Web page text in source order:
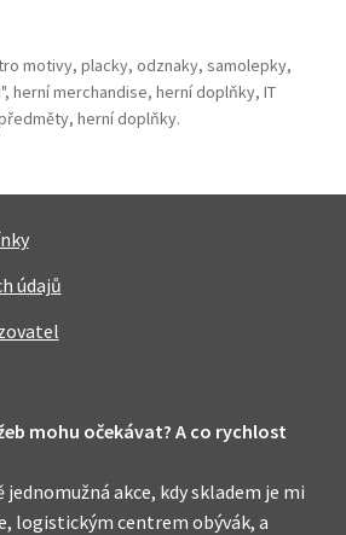
motivy, placky, odznaky, samolepky,
herní merchandise, herní doplňky, IT
herní doplňky.
údajů
mohu očekávat? A co rychlost
jednomužná akce, kdy skladem je mi
logistickým centrem obývák, a